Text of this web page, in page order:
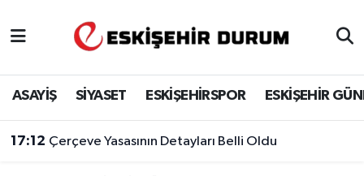
ASAYİŞ SİYASET ESKİŞEHİRSPOR ESKİŞEHİR
16:34 'Terörsüz Türkiye' Teklifi TBMM Başkanlığına Sunuldu
Eskişehir Hava Durumu
Eskişehir Namaz Vakitleri